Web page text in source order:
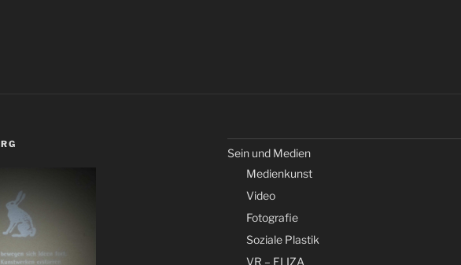
Sein und Medien
Medienkunst
Video
Fotografie
Soziale Plastik
VR – ELIZA